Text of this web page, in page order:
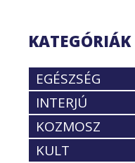
KATEGÓRIÁK
EGÉSZSÉG
INTERJÚ
KOZMOSZ
KULT